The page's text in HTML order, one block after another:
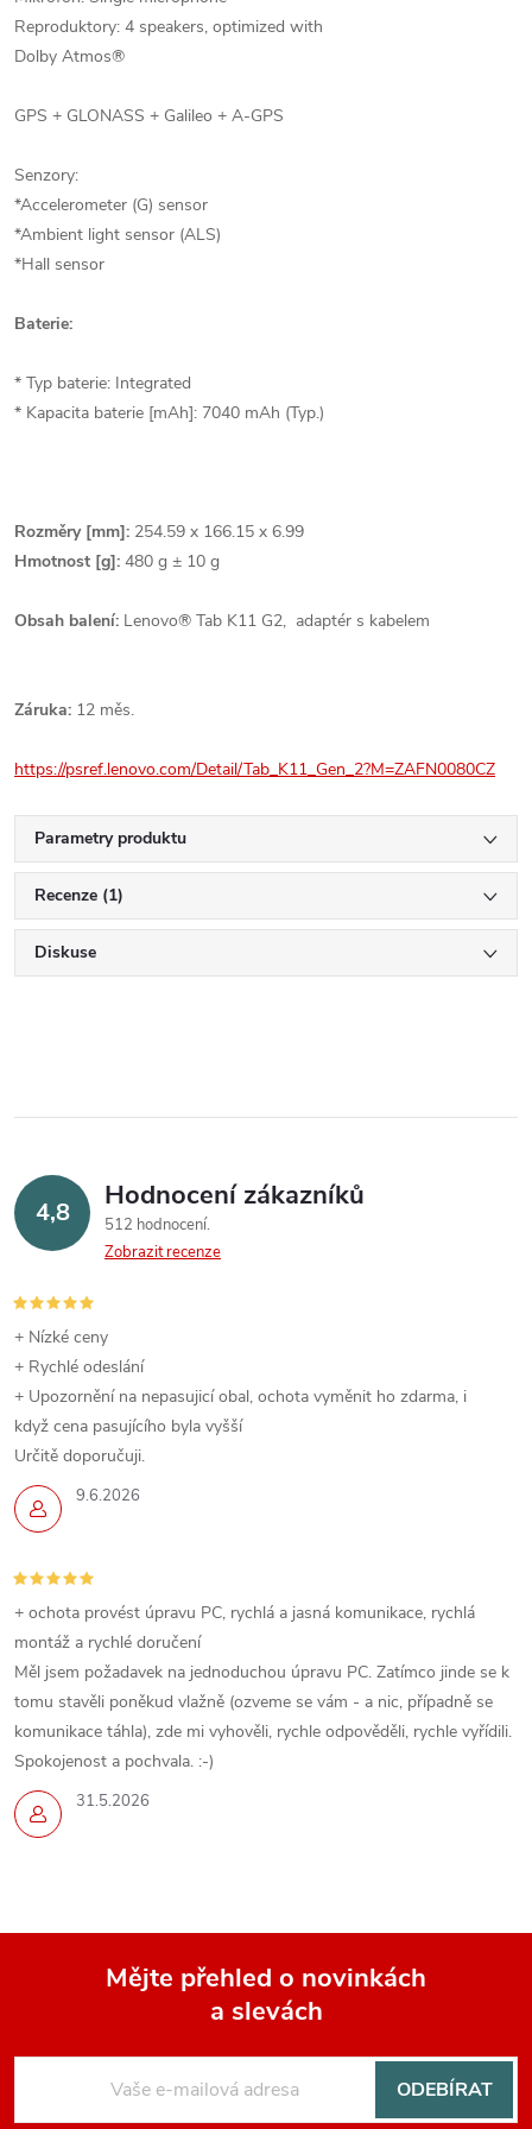
Reproduktory: 4 speakers, optimized with
Dolby Atmos®
GPS + GLONASS + Galileo + A-GPS
Senzory:
*Accelerometer (G) sensor
*Ambient light sensor (ALS)
*Hall sensor
Baterie:
* Typ baterie: Integrated
* Kapacita baterie [mAh]: 7040 mAh (Typ.)
Rozměry [mm]: 254.59 x 166.15 x 6.99
Hmotnost [g]: 480 g ± 10 g
Obsah balení: Lenovo® Tab K11 G2, adaptér s kabelem
Záruka: 12 měs.
https://psref.lenovo.com/Detail/Tab_K11_Gen_2?M=ZAFN0080CZ
Parametry produktu
Recenze (1)
Diskuse
4,8 Hodnocení zákazníků
512 hodnocení
Zobrazit recenze
9.6.2026
+ Nízké ceny
+ Rychlé odeslání
+ Upozornění na nepasujicí obal, ochota vyměnit ho zdarma, i
když cena pasujícího byla vyšší
Určitě doporučuji.
31.5.2026
+ ochota provést úpravu PC, rychlá a jasná komunikace, rychlá
montáž a rychlé doručení
Měl jsem požadavek na jednoduchou úpravu PC. Zatímco jinde se k
tomu stavěli poněkud vlažně (ozveme se vám - a nic, případně se
komunikace táhla), zde mi vyhověli, rychle odpověděli, rychle vyřídili.
Spokojenost a pochvala. :-)
Mějte přehled o novinkách
a slevách
ODEBÍRAT